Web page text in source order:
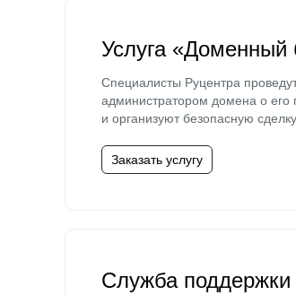
Услуга «Доменный
Специалисты Руцентра
администратором домена о
и организуют безопасную сделку.
Заказать услугу
Служба поддержки